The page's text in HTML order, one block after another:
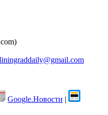
Google.Новости |